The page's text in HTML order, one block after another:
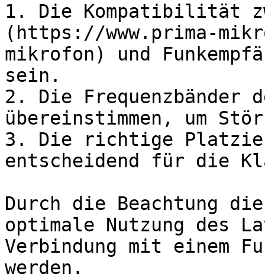
1. Die Kompatibilität
(https://www.prima-
mikrofon) und
sein.
2. Die Frequenzbänder
übereinstimmen, um
3. Die richtige
entscheidend für die
Durch die Beachtung
optimale Nutzung des
Verbindung mit einem
werden.